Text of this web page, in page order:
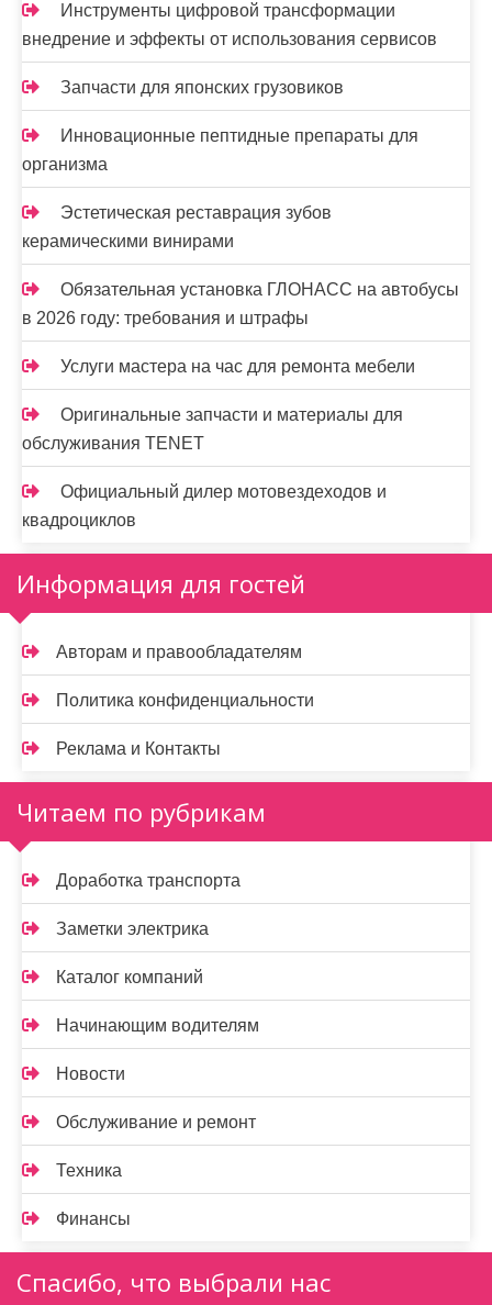
Инструменты цифровой трансформации
внедрение и эффекты от использования сервисов
Запчасти для японских грузовиков
Инновационные пептидные препараты для
организма
Эстетическая реставрация зубов
керамическими винирами
Обязательная установка ГЛОНАСС на автобусы
в 2026 году: требования и штрафы
Услуги мастера на час для ремонта мебели
Оригинальные запчасти и материалы для
обслуживания TENET
Официальный дилер мотовездеходов и
квадроциклов
Информация для гостей
Авторам и правообладателям
Политика конфиденциальности
Реклама и Контакты
Читаем по рубрикам
Доработка транспорта
Заметки электрика
Каталог компаний
Начинающим водителям
Новости
Обслуживание и ремонт
Техника
Финансы
Спасибо, что выбрали нас